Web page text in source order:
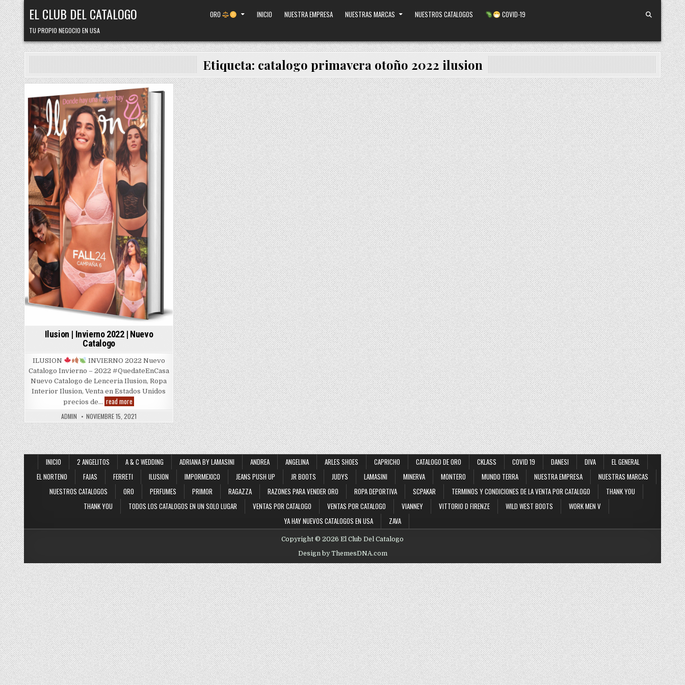
Skip
to
content
EL CLUB DEL CATALOGO
TU PROPIO NEGOCIO EN USA
ORO INICIO NUESTRA EMPRESA NUESTRAS MARCAS NUESTROS CATALOGOS COVID-19
Etiqueta: catalogo primavera otoño 2022 ilusion
Posted
in
Ilusion | Invierno 2022 | Nuevo
Catalogo
ILUSION
INVIERNO 2022 Nuevo
Catalogo Invierno – 2022 #QuedateEnCasa
Nuevo Catalogo de Lenceria Ilusion, Ropa
Interior Ilusion, Venta en Estados Unidos
precios de… read more
|
Invierno
2022
|
Nuevo
Catalogo
ADMIN NOVIEMBRE 15, 2021
INICIO 2 ANGELITOS A & C WEDDING ADRIANA BY LAMASINI ANDREA ANGELINA ARLES SHOES CAPRICHO CATALOGO DE ORO CKLASS COVID 19 DANESI DIVA
EL GENERAL
EL NORTENO
FAJAS FERRETI ILUSION IMPORMEXICO JEANS PUSH UP JR BOOTS JUDYS LAMASINI MINERVA MONTERO MUNDO TERRA NUESTRA EMPRESA
NUESTRAS MARCAS
NUESTROS CATALOGOS
ORO PERFUMES PRIMOR RAGAZZA RAZONES PARA VENDER ORO ROPA DEPORTIVA SCPAKAR TERMINOS Y CONDICIONES DE LA VENTA POR CATALOGO
THANK YOU
THANK YOU
TODOS LOS CATALOGOS EN UN SOLO LUGAR VENTAS POR CATALOGO VENTAS POR CATALOGO VIANNEY VITTORIO D FIRENZE WILD WEST BOOTS
WORK MEN V
YA HAY NUEVOS CATALOGOS EN USA
ZAVA
Copyright © 2026 El Club Del Catalogo
Design by ThemesDNA.com